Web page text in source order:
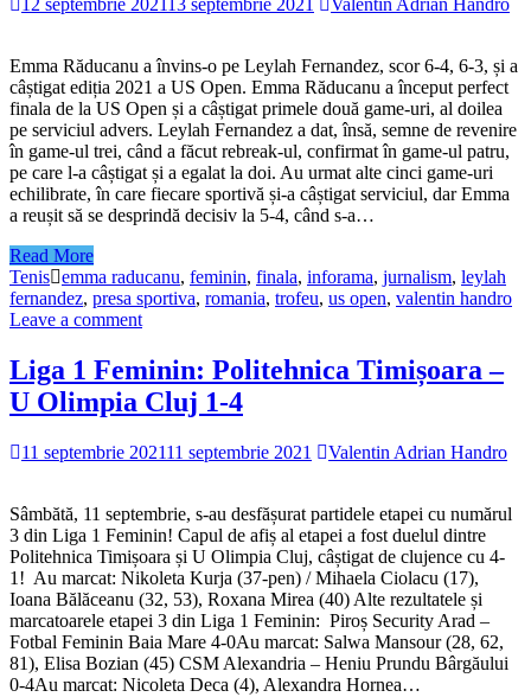
12 septembrie 2021 13 septembrie 2021 Valentin Adrian Handro
Emma Răducanu a învins-o pe Leylah Fernandez, scor 6-4, 6-3, și a
câștigat ediția 2021 a US Open. Emma Răducanu a început perfect
finala de la US Open și a câștigat primele două game-uri, al doilea
pe serviciul advers. Leylah Fernandez a dat, însă, semne de revenire
în game-ul trei, când a făcut rebreak-ul, confirmat în game-ul patru,
pe care l-a câștigat și a egalat la doi. Au urmat alte cinci game-uri
echilibrate, în care fiecare sportivă și-a câștigat serviciul, dar Emma
a reușit să se desprindă decisiv la 5-4, când s-a…
Read More
Tenis emma raducanu, feminin, finala, inforama, jurnalism, leylah
fernandez, presa sportiva, romania, trofeu, us open, valentin handro
Leave a comment
Liga 1 Feminin: Politehnica Timișoara –
U Olimpia Cluj 1-4
11 septembrie 202111 septembrie 2021 Valentin Adrian Handro
Sâmbătă, 11 septembrie, s-au desfășurat partidele etapei cu numărul
3 din Liga 1 Feminin! Capul de afiș al etapei a fost duelul dintre
Politehnica Timișoara și U Olimpia Cluj, câștigat de clujence cu 4-
1! Au marcat: Nikoleta Kurja (37-pen) / Mihaela Ciolacu (17),
Ioana Bălăceanu (32, 53), Roxana Mirea (40) Alte rezultatele și
marcatoarele etapei 3 din Liga 1 Feminin: Piroș Security Arad –
Fotbal Feminin Baia Mare 4-0Au marcat: Salwa Mansour (28, 62,
81), Elisa Bozian (45) CSM Alexandria – Heniu Prundu Bârgăului
0-4Au marcat: Nicoleta Deca (4), Alexandra Hornea…